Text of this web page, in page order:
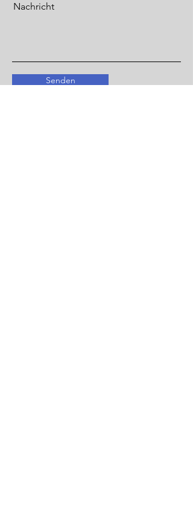
Nachricht
Senden